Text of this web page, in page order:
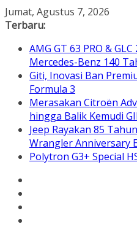
Skip
to
Jumat, Agustus 7, 2026
Terbaru:
AMG GT 63 PRO &
Mercedes-Benz 140
Giti, Inovasi Ban
Formula 3
Merasakan Citroën
hingga Balik Kemudi
Jeep Rayakan 85
Wrangler Anniversary
Polytron G3+ Special